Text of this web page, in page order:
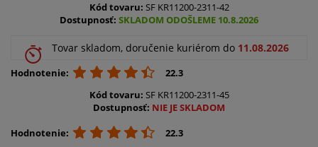
Kód tovaru: SF KR11200-2311-42
Dostupnosť: SKLADOM ODOŠLEME 10.8.2026
Tovar skladom, doručenie kuriérom do 11.08.2026
Hodnotenie:
22.3
Kód tovaru: SF KR11200-2311-45
Dostupnosť: NIE JE SKLADOM
Hodnotenie:
22.3